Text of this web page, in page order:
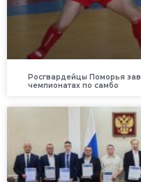
Росгвардейцы Поморья
чемпионатах по самбо